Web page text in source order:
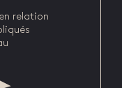
relation